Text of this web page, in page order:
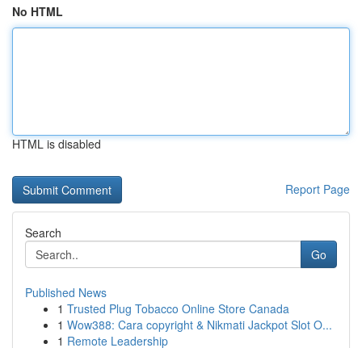
No HTML
HTML is disabled
Report Page
Search
Go
Published News
1 Trusted Plug Tobacco Online Store Canada
1 Wow388: Cara copyright & Nikmati Jackpot Slot O...
1 Remote Leadership